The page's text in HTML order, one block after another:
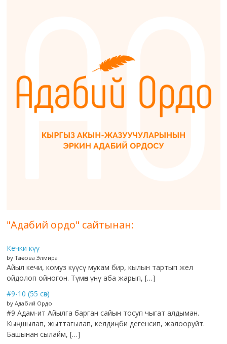
"Адабий ордо" сайтынан:
Кечки күү
by Төлөкова Элмира
Айыл кечи, комуз күүсү мукам бир, кылын тартып жел
ойдолоп ойногон. Түмөн үнү аба жарып, […]
#9-10 (55 сөз)
by Адабий Ордо
#9 Адам-ит Айылга барган сайын тосуп чыгат алдыман.
Кыңшылап, жыттагылап, келдиңби дегенсип, жалооруйт.
Башынан сылайм, […]